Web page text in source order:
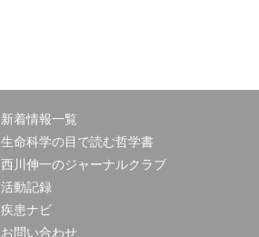
新着情報一覧
生命科学の目で読む哲学書
西川伸一のジャーナルクラブ
活動記録
疾患ナビ
お問い合わせ